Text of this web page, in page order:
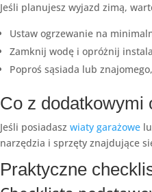
Jeśli planujesz wyjazd zimą,
Ustaw ogrzewanie na
Zamknij wodę i opróżnij
Poproś sąsiada lub
Co z dodatkowymi
Jeśli posiadaszwiaty garażowe
narzędzia i sprzęty znajdujące
Praktyczne